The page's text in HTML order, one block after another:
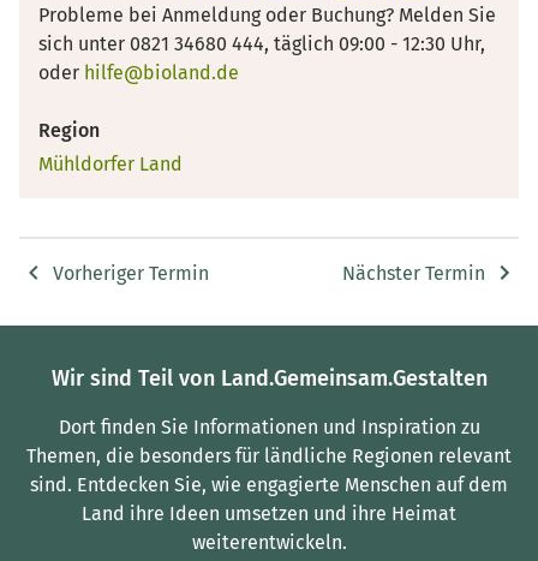
Probleme bei Anmeldung oder Buchung? Melden Sie
sich unter 0821 34680 444, täglich 09:00 - 12:30 Uhr,
oder hilfe@bioland.de
Region
Mühldorfer Land
Vorheriger Termin Nächster Termin
Wir sind Teil von Land.Gemeinsam.Gestalten
Dort finden Sie Informationen und Inspiration zu
Themen, die besonders für ländliche Regionen relevant
sind. Entdecken Sie, wie engagierte Menschen auf dem
Land ihre Ideen umsetzen und ihre Heimat
weiterentwickeln.